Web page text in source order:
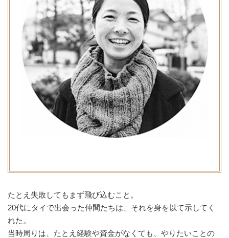
たとえ失敗してもまず飛び込むこと。
20代にタイで出会った仲間たちは、それを身を以て示してく
れた。
当時周りは、たとえ経験や資金がなくても、やりたいことの